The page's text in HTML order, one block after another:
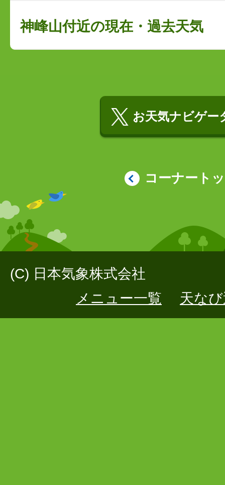
神峰山付近の現在・過去天気
お天気ナビゲー
コーナート
(C) 日本気象株式会社
メニュー一覧
天な